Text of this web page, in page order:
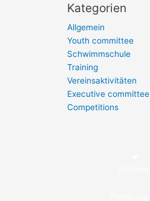
Kategorien
Allgemein
Youth committee
Schwimmschule
Training
Vereinsaktivitäten
Executive committee
Competitions